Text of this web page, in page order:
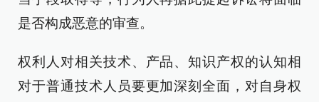
是否构成恶意的审查。
权利人对相关技术、产品、知识产权的认知相
对于普通技术人员要更加深刻全面，对自身权